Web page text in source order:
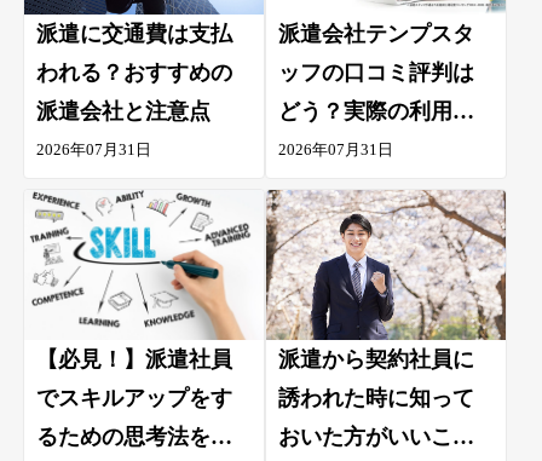
派遣に交通費は支払
われる？おすすめの
派遣会社と注意点
2026年07月31日
派遣会社テンプスタ
ッフの口コミ評判は
どう？実際の利用者
の話をもとに調査し
ました
2026年07月31日
【必見！】派遣社員
でスキルアップをす
るための思考法を伝
派遣から契約社員に
誘われた時に知って
おいた方がいいこと7